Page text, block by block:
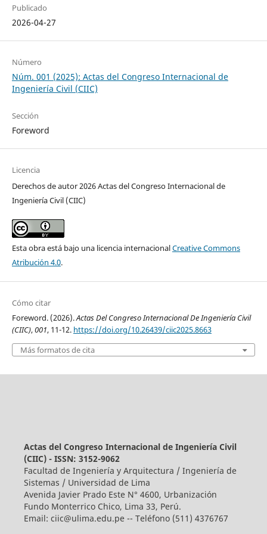
Publicado
2026-04-27
Número
Núm. 001 (2025): Actas del Congreso Internacional de
Ingeniería Civil (CIIC)
Sección
Foreword
Licencia
Derechos de autor 2026 Actas del Congreso Internacional de
Ingeniería Civil (CIIC)
Esta obra está bajo una licencia internacionalCreative Commons
Atribución 4.0.
Cómo citar
Foreword. (2026).Actas Del Congreso Internacional De Ingeniería Civil
(CIIC),001, 11-12. https://doi.org/10.26439/ciic2025.8663
Más formatos de cita
Actas del Congreso Internacional de Ingeniería Civil
(CIIC) - ISSN: 3152-9062
Facultad de Ingeniería y Arquitectura / Ingeniería de
Sistemas / Universidad de Lima
Avenida Javier Prado Este N° 4600, Urbanización
Fundo Monterrico Chico, Lima 33, Perú.
Email: ciic@ulima.edu.pe-- Teléfono (511) 4376767